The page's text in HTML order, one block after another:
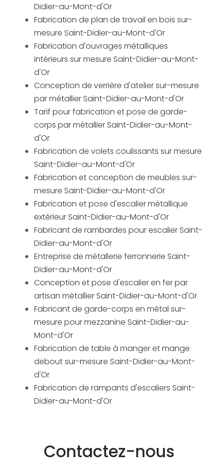
Didier-au-Mont-d'Or
Fabrication de plan de travail en bois sur-
mesure Saint-Didier-au-Mont-d'Or
Fabrication d'ouvrages métalliques
intérieurs sur mesure Saint-Didier-au-Mont-
d'Or
Conception de verrière d'atelier sur-mesure
par métallier Saint-Didier-au-Mont-d'Or
Tarif pour fabrication et pose de garde-
corps par métallier Saint-Didier-au-Mont-
d'Or
Fabrication de volets coulissants sur mesure
Saint-Didier-au-Mont-d'Or
Fabrication et conception de meubles sur-
mesure Saint-Didier-au-Mont-d'Or
Fabrication et pose d'escalier métallique
extérieur Saint-Didier-au-Mont-d'Or
Fabricant de rambardes pour escalier Saint-
Didier-au-Mont-d'Or
Entreprise de métallerie ferronnerie Saint-
Didier-au-Mont-d'Or
Conception et pose d'escalier en fer par
artisan métallier Saint-Didier-au-Mont-d'Or
Fabricant de garde-corps en métal sur-
mesure pour mezzanine Saint-Didier-au-
Mont-d'Or
Fabrication de table à manger et mange
debout sur-mesure Saint-Didier-au-Mont-
d'Or
Fabrication de rampants d'escaliers Saint-
Didier-au-Mont-d'Or
Contactez-nous